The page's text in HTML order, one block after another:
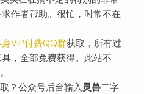
作者帮助。很忙，时常不在
VIP付费QQ群获取，所有过
，全部免费获得。此站不
？公众号后台输入灵兽二字